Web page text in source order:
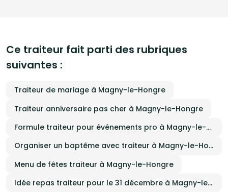
Ce traiteur fait parti des rubriques
suivantes :
Traiteur de mariage à Magny-le-Hongre
Traiteur anniversaire pas cher à Magny-le-Hongre
Formule traiteur pour événements pro à Magny-le-Hongre
Organiser un baptême avec traiteur à Magny-le-Hongre
Menu de fêtes traiteur à Magny-le-Hongre
Idée repas traiteur pour le 31 décembre à Magny-le-Hongre